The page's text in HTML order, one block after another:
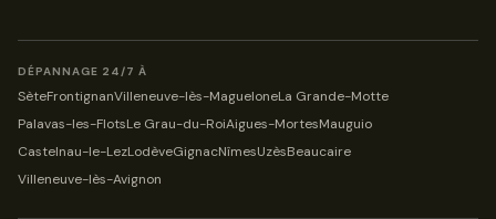
DÉPANNAGE 24/7 À
SèteFrontignanVilleneuve-lès-MagueloneLa Grande-Motte
Palavas-les-FlotsLe Grau-du-RoiAigues-MortesMauguio
Castelnau-le-LezLodèveGignacNîmesUzèsBeaucaire
Villeneuve-lès-Avignon